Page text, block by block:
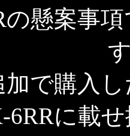
の懸案事
加で購入
6RRに載